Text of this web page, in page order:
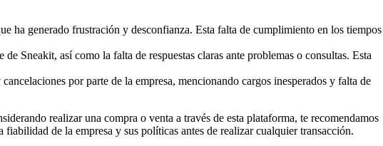
ha generado frustración y desconfianza. Esta falta de cumplimiento en los tiempos
Sneakit, así como la falta de respuestas claras ante problemas o consultas. Esta
por parte de la empresa, mencionando cargos inesperados y falta de
realizar una compra o venta a través de esta plataforma, te recomendamos
de la empresa y sus políticas antes de realizar cualquier transacción.